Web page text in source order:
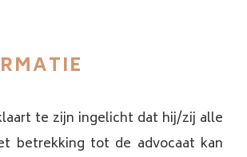
te zijn ingelicht dat hij/zij alle
betrekking tot de advocaat kan